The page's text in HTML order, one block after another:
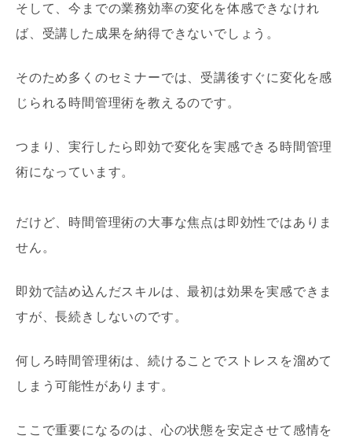
そして、今までの業務効率の変化を体感できなけれ
ば、受講した成果を納得できないでしょう。
そのため多くのセミナーでは、受講後すぐに変化を感
じられる時間管理術を教えるのです。
つまり、実行したら即効で変化を実感できる時間管理
術になっています。
だけど、時間管理術の大事な焦点は即効性ではありま
せん。
即効で詰め込んだスキルは、最初は効果を実感できま
すが、長続きしないのです。
何しろ時間管理術は、続けることでストレスを溜めて
しまう可能性があります。
ここで重要になるのは、心の状態を安定させて感情を